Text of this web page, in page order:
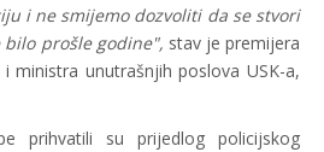
i ne smijemo dozvoliti da se stvori
bilo prošle godine", stav je premijera
ministra unutrašnjih poslova USK-a,
prihvatili su prijedlog policijskog